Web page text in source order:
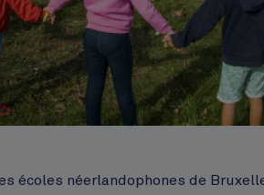
écoles néerlandophones de